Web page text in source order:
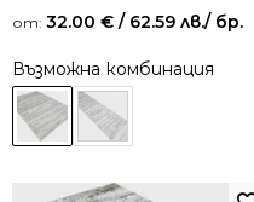
от: 32.00 € / 62.59 лв./ бр.
Възможна комбинация